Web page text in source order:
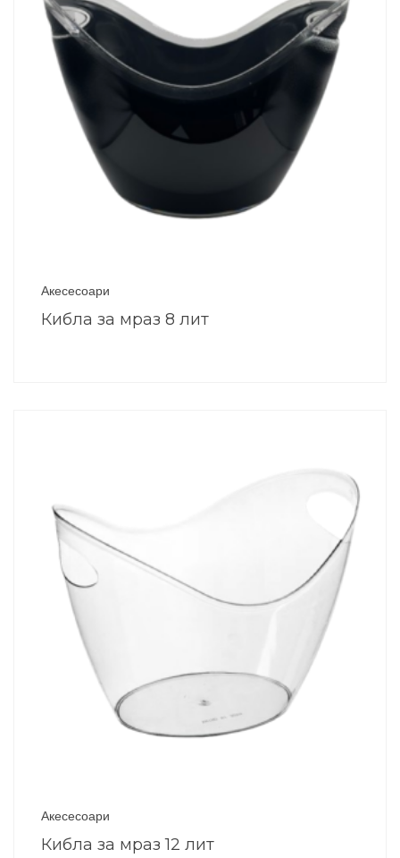
Акесесоари
Кибла за мраз 8 лит
Акесесоари
Кибла за мраз 12 лит